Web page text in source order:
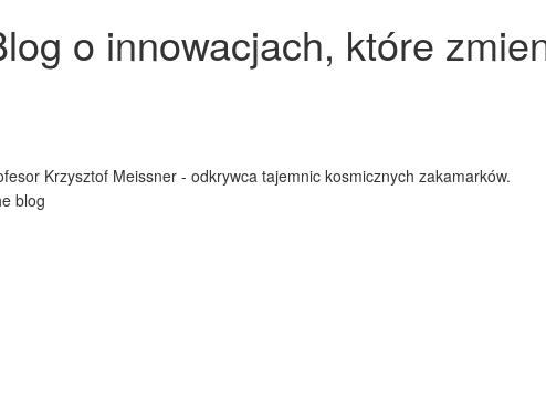
o innowacjach, które
Krzysztof Meissner - odkrywca tajemnic kosmicznych zakamarków.